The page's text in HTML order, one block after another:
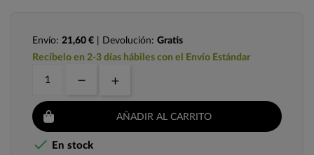
Envío: 21,60 € | Devolución: Gratis
Recíbelo en 2-3 días hábiles con el Envío Estándar
AÑADIR AL CARRITO
 En stock